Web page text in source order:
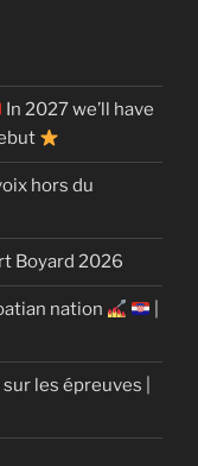
In 2027 we’ll have
hors du
Boyard 2026
nation
les épreuves |